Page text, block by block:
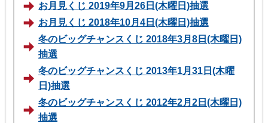
お月見くじ 2019年9月26日(木曜日)抽選
お月見くじ 2018年10月4日(木曜日)抽選
冬のビッグチャンスくじ 2018年3月8日(木曜日)
抽選
冬のビッグチャンスくじ 2013年1月31日(木曜
日)抽選
冬のビッグチャンスくじ 2012年2月2日(木曜日)
抽選